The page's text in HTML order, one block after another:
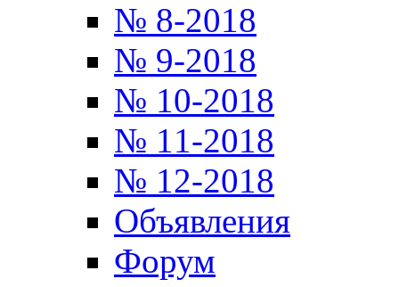
№ 8-2018
№ 9-2018
№ 10-2018
№ 11-2018
№ 12-2018
Объявления
Форум